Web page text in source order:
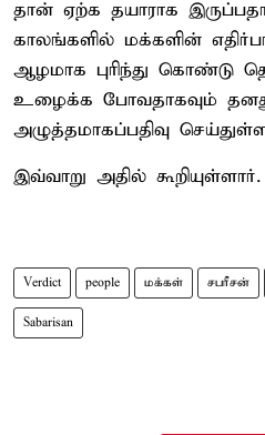
தான் ஏற்க தயாராக
காலங்களில் மக்களின்
ஆழமாக புரிந்து கொண்டு
உழைக்க போவதாகவும்
அழுத்தமாகப்பதிவு
இவ்வாறு அதில் கூறியுள்ளார்.
Verdict people மக்கள் சபரீசன்
Sabarisan